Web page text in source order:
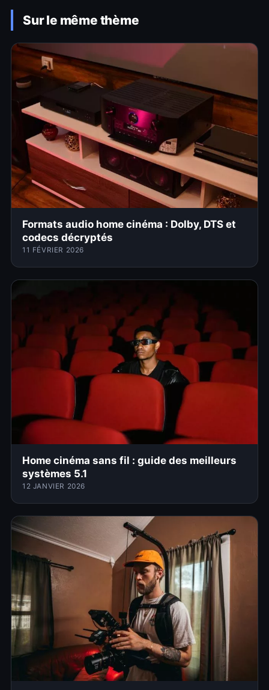
Sur le même thème
Formats audio home cinéma : Dolby, DTS et
codecs décryptés
11 FÉVRIER 2026
Home cinéma sans fil : guide des meilleurs
systèmes 5.1
12 JANVIER 2026